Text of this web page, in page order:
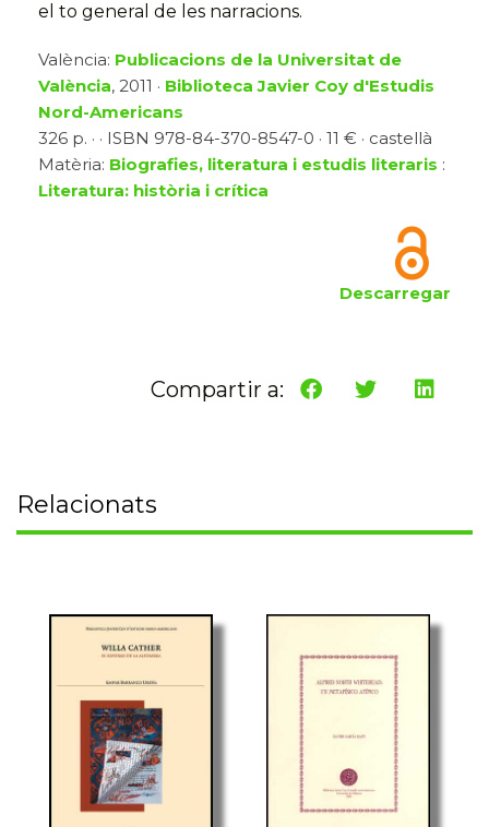
el to general de les narracions.
València: Publicacions de la Universitat de
València, 2011 · Biblioteca Javier Coy d'Estudis
Nord-Americans
326 p. · · ISBN 978-84-370-8547-0 · 11 € · castellà
Matèria: Biografies, literatura i estudis literaris :
Literatura: història i crítica
Descarregar
Compartir a:
Relacionats